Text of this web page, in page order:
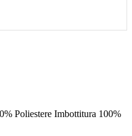
Poliestere Imbottitura 100%